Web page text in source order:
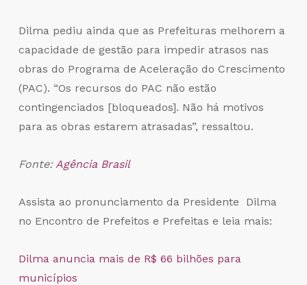
Dilma pediu ainda que as Prefeituras melhorem a
capacidade de gestão para impedir atrasos nas
obras do Programa de Aceleração do Crescimento
(PAC). “Os recursos do PAC não estão
contingenciados [bloqueados]. Não há motivos
para as obras estarem atrasadas”, ressaltou.
Fonte: Agência Brasil
Assista ao pronunciamento da Presidente Dilma
no Encontro de Prefeitos e Prefeitas e leia mais:
Dilma anuncia mais de R$ 66 bilhões para
municípios